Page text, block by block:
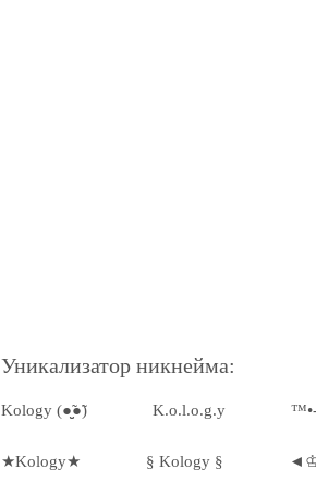
Уникализатор никнейма:
Kology (●̮̮̃●̃) K.o.l.o.g.y
★Kology★ § Kology §